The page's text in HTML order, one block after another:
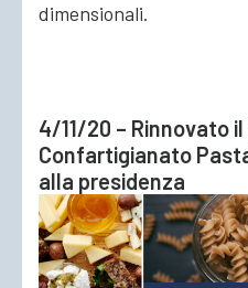
dimensionali.
4/11/20 – Rinnovato
Confartigianato
alla presidenza